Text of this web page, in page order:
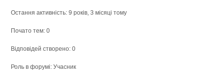
Остання активність: 9 років, 3 місяці тому
Почато тем: 0
Відповідей створено: 0
Роль в форумі: Учасник